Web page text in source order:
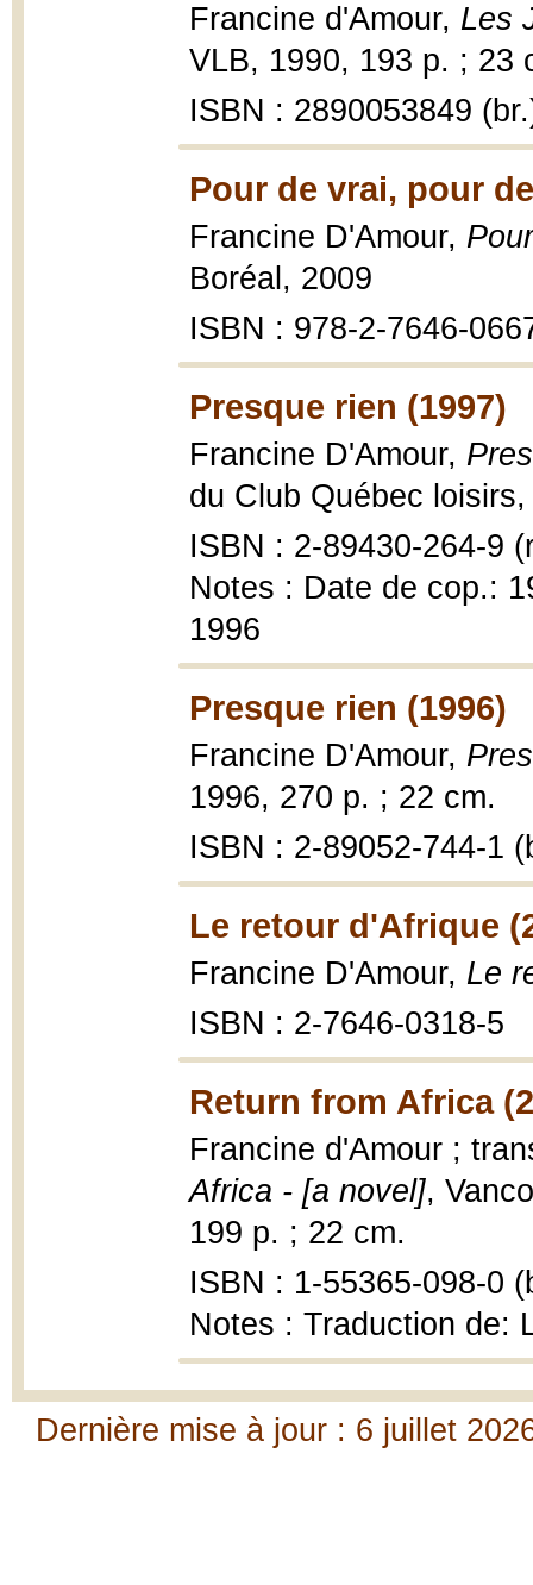
Francine d'Amour, Les
VLB, 1990, 193 p. ; 23
ISBN : 2890053849
Pour de vrai, pour
Francine D'Amour,
Boréal, 2009
ISBN : 978-2-7646-
Presque rien (1997)
Francine D'Amour,
du Club Québec
ISBN : 2-89430-264-9
Notes : Date de cop.:
1996
Presque rien (1996)
Francine D'Amour,
1996, 270 p. ; 22 cm.
ISBN : 2-89052-744-1
Le retour d'Afrique
Francine D'Amour, Le
ISBN : 2-7646-0318-5
Return from Africa
Francine d'Amour ;
Africa - [a novel],
199 p. ; 22 cm.
ISBN : 1-55365-098-0
Notes : Traduction de:
Dernière mise à jour : 6 juillet